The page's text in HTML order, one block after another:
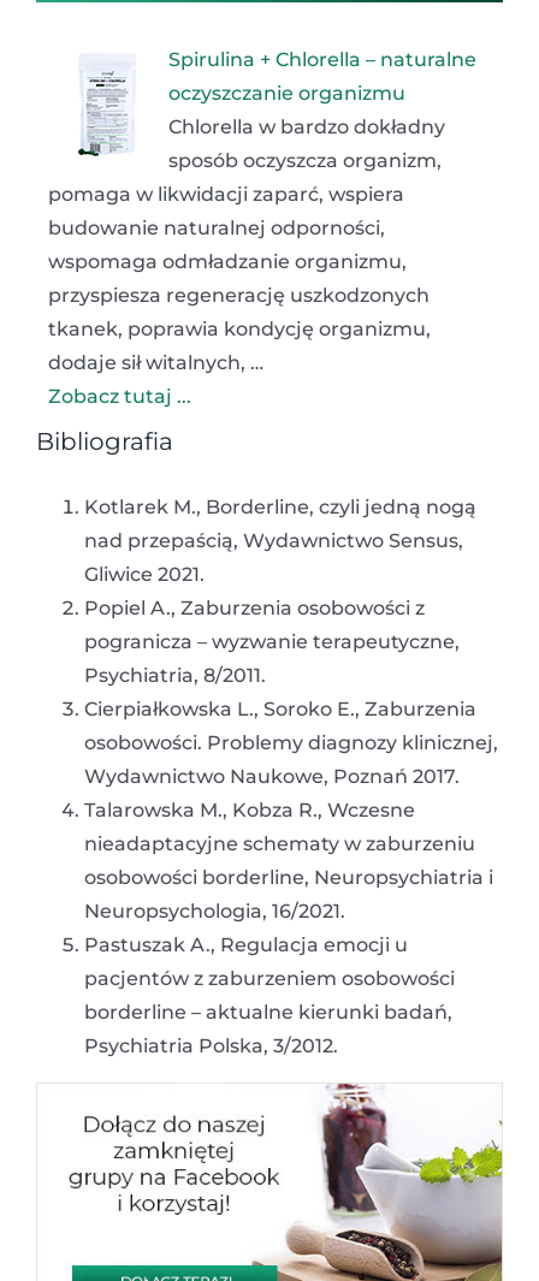
Spirulina + Chlorella – naturalne
oczyszczanie organizmu
Chlorella w bardzo dokładny
sposób oczyszcza organizm,
pomaga w likwidacji zaparć, wspiera
budowanie naturalnej odporności,
wspomaga odmładzanie organizmu,
przyspiesza regenerację uszkodzonych
tkanek, poprawia kondycję organizmu,
dodaje sił witalnych, …
Zobacz tutaj ...
Bibliografia
Kotlarek M., Borderline, czyli jedną nogą
nad przepaścią, Wydawnictwo Sensus,
Gliwice 2021.
Popiel A., Zaburzenia osobowości z
pogranicza – wyzwanie terapeutyczne,
Psychiatria, 8/2011.
Cierpiałkowska L., Soroko E., Zaburzenia
osobowości. Problemy diagnozy klinicznej,
Wydawnictwo Naukowe, Poznań 2017.
Talarowska M., Kobza R., Wczesne
nieadaptacyjne schematy w zaburzeniu
osobowości borderline, Neuropsychiatria i
Neuropsychologia, 16/2021.
Pastuszak A., Regulacja emocji u
pacjentów z zaburzeniem osobowości
borderline – aktualne kierunki badań,
Psychiatria Polska, 3/2012.